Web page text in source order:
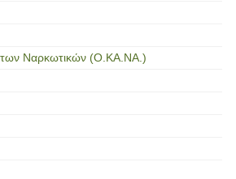
Ναρκωτικών (Ο.ΚΑ.ΝΑ.)